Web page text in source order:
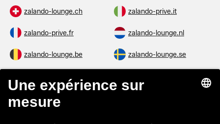
zalando-lounge.ch zalando-prive.it
zalando-prive.fr zalando-lounge.nl
zalando-lounge.be zalando-lounge.se
zalando-lounge.co.uk